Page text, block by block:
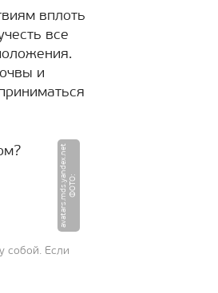
вплоть
все
и
Ф
О
Т
О
:
a
v
a
t
a
r
s.
m
d
s.
y
a
n
d
e
x.
n
e
t
собой. Если